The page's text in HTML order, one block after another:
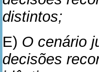
distintos;
E) O cenário
decisões